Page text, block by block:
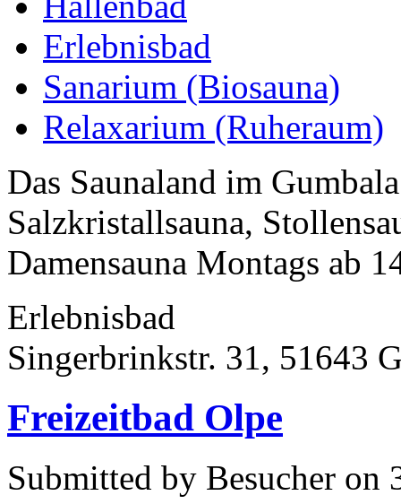
Erlebnisbad
Sanarium (Biosauna)
Relaxarium (Ruheraum)
Das Saunaland im
Salzkristallsauna,
Damensauna Montags ab
Erlebnisbad
Singerbrinkstr. 31, 51643
Freizeitbad Olpe
Submitted by Besucher on